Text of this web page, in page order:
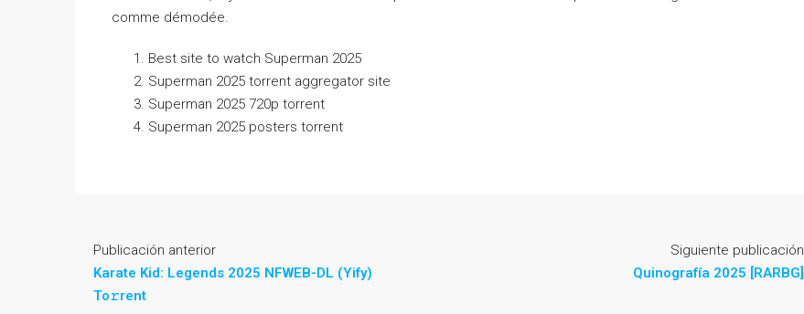
comme démodée.
Best site to watch Superman 2025
Superman 2025 torrent aggregator site
Superman 2025 720p torrent
Superman 2025 posters torrent
Publicación anterior
Karate Kid: Legends 2025 NFWEB-DL (Yify)
To𝚛rent
Siguiente publicación
Quinografía 2025 [RARBG]